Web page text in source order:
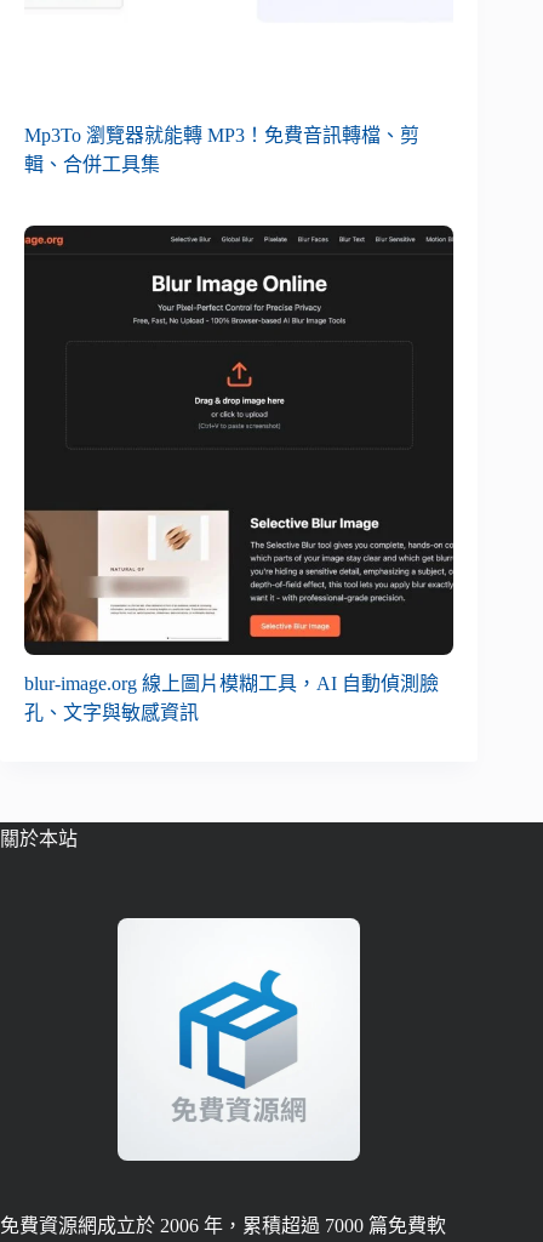
Mp3To 瀏覽器就能轉 MP3！免費音訊轉檔、剪
輯、合併工具集
blur-image.org 線上圖片模糊工具，AI 自動偵測臉
孔、文字與敏感資訊
關於本站
免費資源網成立於 2006 年，累積超過 7000 篇免費軟